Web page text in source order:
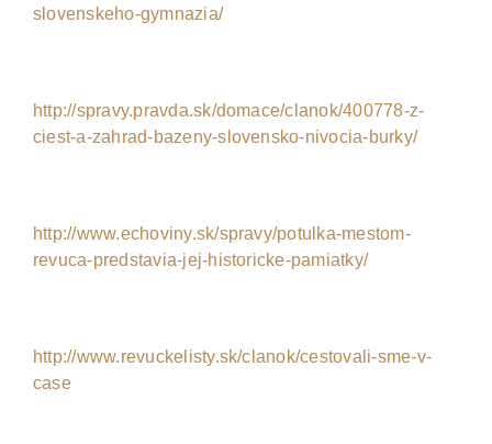
slovenskeho-gymnazia/
http://spravy.pravda.sk/domace/clanok/400778-z-
ciest-a-zahrad-bazeny-slovensko-nivocia-burky/
http://www.echoviny.sk/spravy/potulka-mestom-
revuca-predstavia-jej-historicke-pamiatky/
http://www.revuckelisty.sk/clanok/cestovali-sme-v-
case